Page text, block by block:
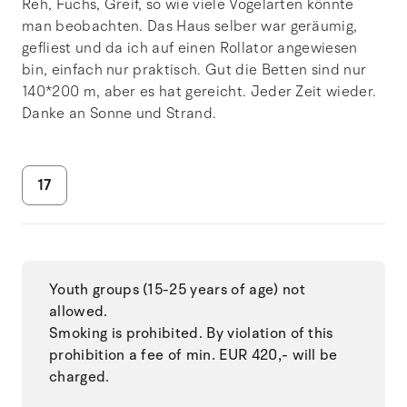
Reh, Fuchs, Greif, so wie viele Vogelarten könnte
man beobachten. Das Haus selber war geräumig,
gefliest und da ich auf einen Rollator angewiesen
bin, einfach nur praktisch. Gut die Betten sind nur
140*200 m, aber es hat gereicht. Jeder Zeit wieder.
Danke an Sonne und Strand.
17
Youth groups (15-25 years of age) not
allowed.
Smoking is prohibited. By violation of this
prohibition a fee of min. EUR 420,- will be
charged.